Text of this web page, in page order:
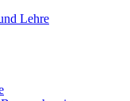
Lehre